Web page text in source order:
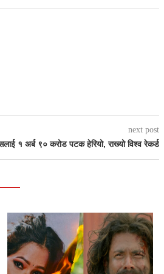
next post
१ अर्ब ९० करोड पटक हेरियो, राख्यो विश्व रेकर्ड